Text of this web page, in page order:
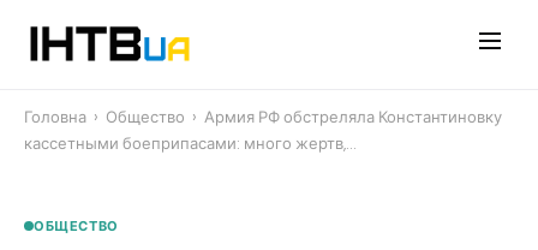
Головна › Общество › Армия РФ обстреляла Константиновку
кассетными боеприпасами: много жертв,…
ОБЩЕСТВО